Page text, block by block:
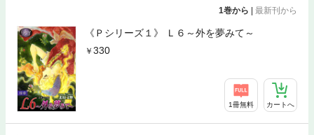
1巻から | 最新刊から
《Ｐシリーズ１》 Ｌ６～外を夢みて～
330
1冊無料 カートへ